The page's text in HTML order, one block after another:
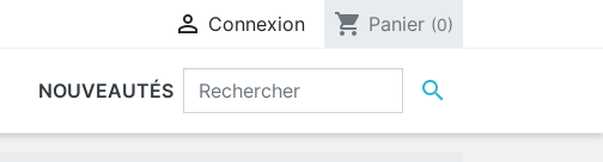
 Connexion shopping_cart Panier (0)
NOUVEAUTÉS 